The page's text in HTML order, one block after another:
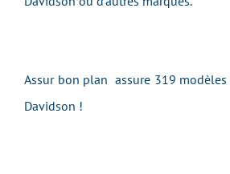
Assur bon plan assure 319
Davidson !